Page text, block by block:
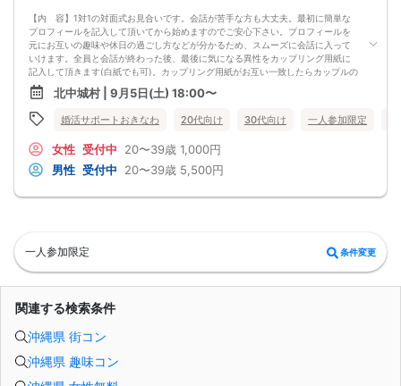
【内 容】1対1の対面式お見合いです。会話が苦手な方も大丈夫。最初に簡単な
プロフィールを記入して頂いてから始めますのでご安心下さい。プロフィールを
元にお互いの趣味や休日の過ごし方などが分かるため、スムーズに会話に入って
いけます。全員と会話が終わった後、最後に気になる異性をカップリング用紙に
記入して頂きます(白紙でも可)。カップリング用紙がお互い一致したらカップルの
成立です。またスタッフを介して気になる異性に渡せる連絡シートもご用意。
【パーティの流れ】
①プロフィ―ル用紙記載
②1対1の対面式お見合い（全員の異性と1対1で会話）
④1対1の対面式お見合い2回目
⑤カップリング用紙に気になる異性の番号を記入（お互い番号が一致すればカッ
プリング成立）
北中城村 | 9月5日(土) 18:00〜
婚活サポートおきなわ 20代向け 30代向け 一人参加限定
女性 受付中 20〜39歳 1,000円
男性 受付中 20〜39歳 5,500円
一人参加限定 条件変更
関連する検索条件
沖縄県 街コン
沖縄県 趣味コン